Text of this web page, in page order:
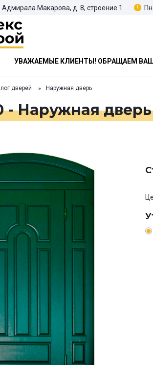
Адмирала Макарова, д. 8, строение 1
УВАЖАЕМЫЕ КЛИЕНТЫ! ОБРАЩАЕМ
дверей Наружная дверь
- Наружная дверь